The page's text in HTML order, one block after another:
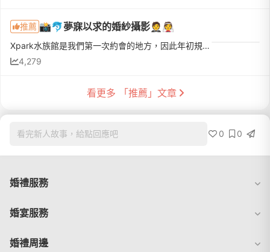
推薦 📸🐬夢寐以求的婚紗攝影🤵👰
Xpark水族館是我們第一次約會的地方，因此年初規劃拍婚紗的時候就大膽許願，希望能在這裡拍婚紗。其實原本很擔心拍攝當天陽光不夠，讓巨型水族箱能透出的自然光也會相對減少，室內光源更加不足，所以在拍攝前幾個月...
4,279
看更多 「推薦」文章
看完新人故事，給點回應吧 0 0
婚禮服務
婚宴服務
婚禮周邊